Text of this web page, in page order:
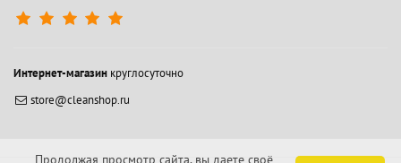
Интернет-магазин круглосуточно
store@cleanshop.ru
Продолжая просмотр сайта, вы даете своё